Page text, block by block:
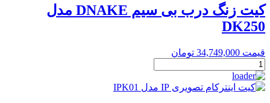
سیم
DNAKE
مدل
عدد
کیت زنگ درب بی سیم DNAKE مدل
DK250
قیمت 34,749,000 تومان
کیت
زنگ
درب